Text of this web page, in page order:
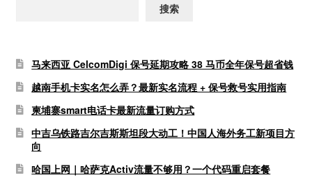
搜索
马来西亚 CelcomDigi 保号延期攻略 38 马币全年保号超省钱
越南手机卡实名怎么弄？最新实名流程 + 保号救号实用指南
柬埔寨smart电话卡最新流量订购方式
中吉乌铁路吉尔吉斯斯坦段大动工！中国人海外务工新项目方
向
哈国上网｜哈萨克Activ流量不够用？一个代码重启套餐